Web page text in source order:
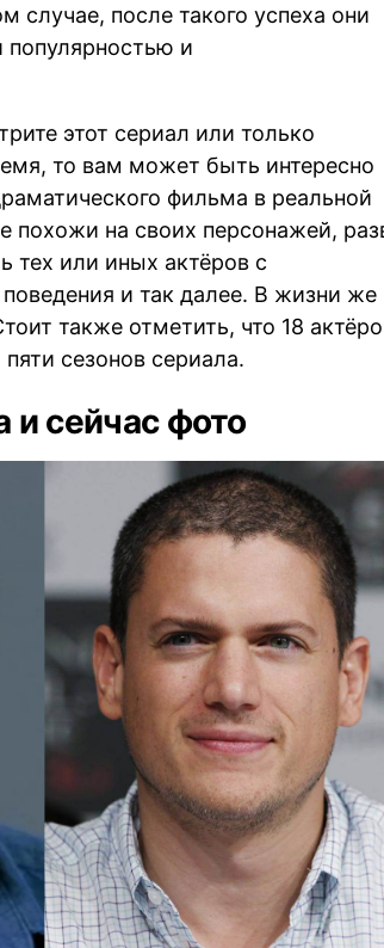
случае, после такого успеха они
популярностью и
этот сериал или только
то вам может быть интересно
фильма в реальной
на своих персонажей,
тех или иных актёров с
и так далее. В жизни же
также отметить, что 18
сезонов сериала.
и сейчас фото
/// НОВОСТИ (СМИ) ///